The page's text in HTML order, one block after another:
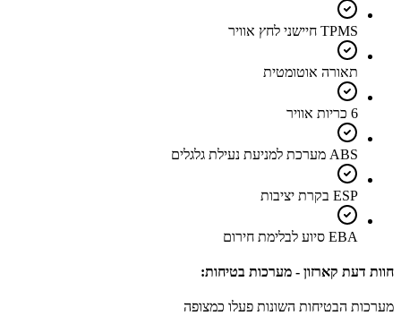
TPMS חיישני לחץ אוויר
תאורה אוטומטית
6 כריות אוויר
ABS מערכת למניעת נעילת גלגלים
ESP בקרת יציבות
EBA סיוע לבלימת חירום
חוות דעת קארזון - מערכות בטיחות:
מערכות הבטיחות השונות פעלו כמצופה